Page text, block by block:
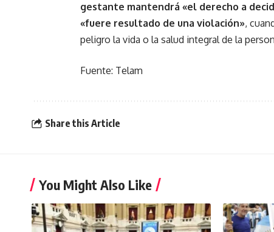
gestante mantendrá «el derecho a
«fuere resultado de una violación»,
peligro la vida o la salud integral de la
Fuente: Telam
Share this Article
You Might Also Like